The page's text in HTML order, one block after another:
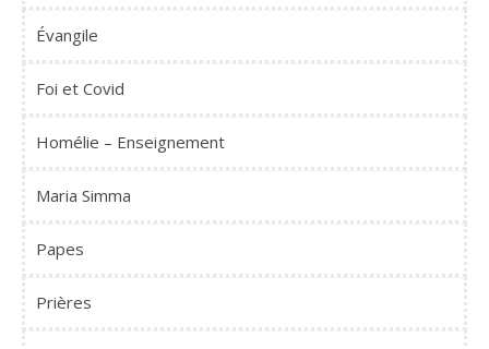
Évangile
Foi et Covid
Homélie – Enseignement
Maria Simma
Papes
Prières